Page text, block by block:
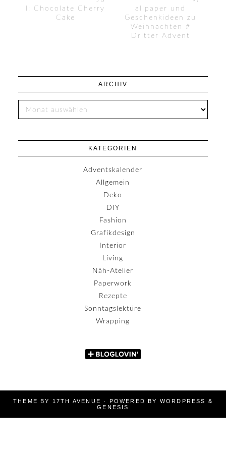
l: Chocolate Cherry
Cake
allpaper und
Geschenkideen zu
Weihnachten #
Dritter Advent
ARCHIV
KATEGORIEN
Adventskalender
Allgemein
Deko
DIY
Fashion
Grafikdesign
Interior
Living
Näh-Atelier
Paperwork
Rezepte
Sonntagslektüre
Wrapping
THEME BY 17TH AVENUE · POWERED BY WORDPRESS
&
GENESIS